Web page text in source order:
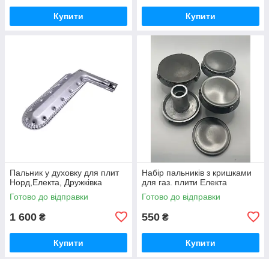
Купити Купити
Пальник у духовку для плит
Норд,Електа, Дружківка
Готово до відправки
1 600 ₴
Купити
Набір пальників з кришками
для газ. плити Електа
Готово до відправки
550 ₴
Купити